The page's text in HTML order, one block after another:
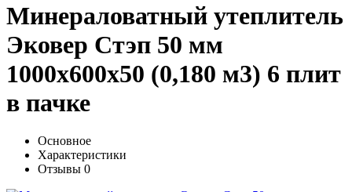
Минераловатный утеплитель
Эковер Стэп 50 мм
1000х600х50 (0,180 м3) 6 плит
в пачке
Основное
Характеристики
Отзывы 0